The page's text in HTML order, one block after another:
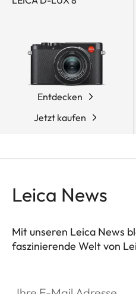
Entdecken
Jetzt kaufen
Leica News
Mit unseren Leica News
faszinierende Welt von